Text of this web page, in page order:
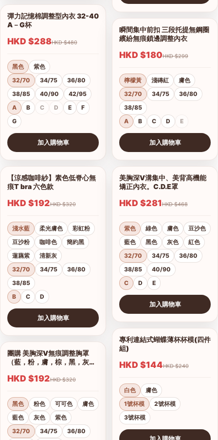
1/18
彈力記憶棉調整型內衣 32-40
A－G杯
HKD $288 HKD $480
黑色
紫色
32/70
34/75
36/80
38/85
40/90
42/95
A
B C D E
F
G
加入購物車
1/18
查看圖片
【涼感咖啡紗】素色低脊心無
痕T bra 六色款
HKD $192 HKD $320
淺水藍 柔光膚色
彩虹粉
豆沙粉
咖啡色
簡約黑
蓮藕紫
清新灰
32/70
34/75
36/80
38/85
B
C D
加入購物車
1/17
查看圖片
團購 美胸深V無痕調整胸罩
（藍，粉，膚，棕，黑，灰）
HKD $192 HKD $320
黑色 粉色 可可色
膚色
藍色
灰色
紫色
32/70
34/75 36/80
1/9
查看圖片
瞬間集中前扣 三段托提無鋼圈
繽紛無痕鎖邊調整內衣
HKD $180 HKD $299
檸檬黃 淺磚紅
膚色
32/70
34/75
36/80
38/85
A
B C D E
加入購物車
1/16
查看圖片
美胸深V溝集中、美背高機能
矯正內衣。C.D.E罩
HKD $281 HKD $468
紫色 綠色 膚色
豆沙色
藍色
黑色 灰色
紅色
32/70
34/75
36/80
38/85
40/90
C
D E
加入購物車
1/2
查看圖片
專利連結式蝴蝶薄杯杯模(四件
組)
HKD $144 HKD $240
白色
膚色
1號杯模
2號杯模
3號杯模